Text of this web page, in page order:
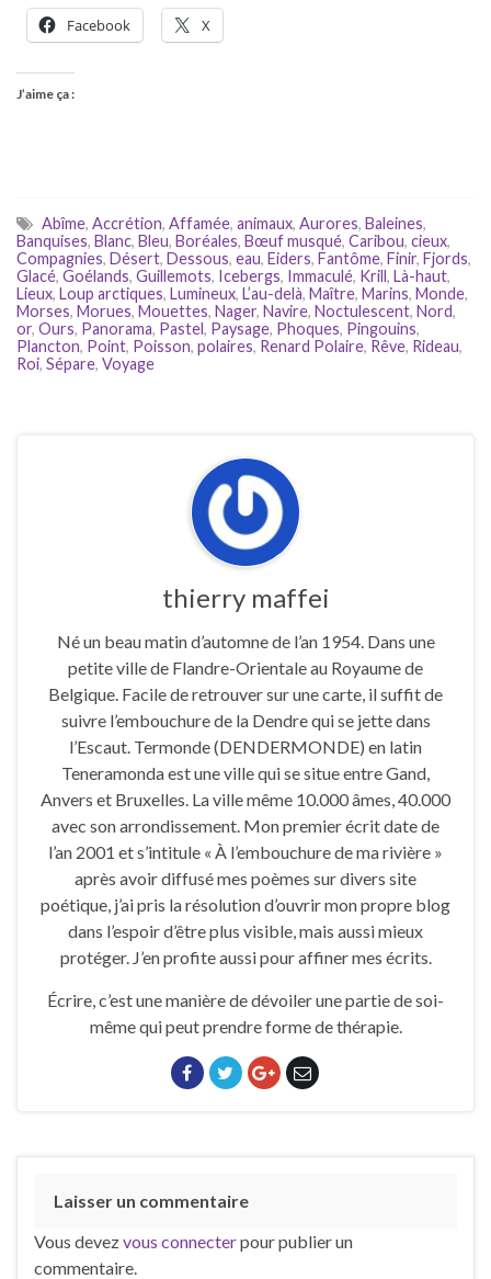
Facebook X
J’aime ça :
Abîme, Accrétion, Affamée, animaux, Aurores, Baleines,
Banquises, Blanc, Bleu, Boréales, Bœuf musqué, Caribou, cieux,
Compagnies, Désert, Dessous, eau, Eiders, Fantôme, Finir, Fjords,
Glacé, Goélands, Guillemots, Icebergs, Immaculé, Krill, Là-haut,
Lieux, Loup arctiques, Lumineux, L’au-delà, Maître, Marins, Monde,
Morses, Morues, Mouettes, Nager, Navire, Noctulescent, Nord,
or, Ours, Panorama, Pastel, Paysage, Phoques, Pingouins,
Plancton, Point, Poisson, polaires, Renard Polaire, Rêve, Rideau,
Roi, Sépare, Voyage
thierry maffei
Né un beau matin d’automne de l’an 1954. Dans une
petite ville de Flandre-Orientale au Royaume de
Belgique. Facile de retrouver sur une carte, il suffit de
suivre l’embouchure de la Dendre qui se jette dans
l’Escaut. Termonde (DENDERMONDE) en latin
Teneramonda est une ville qui se situe entre Gand,
Anvers et Bruxelles. La ville même 10.000 âmes, 40.000
avec son arrondissement. Mon premier écrit date de
l’an 2001 et s’intitule « À l’embouchure de ma rivière »
après avoir diffusé mes poèmes sur divers site
poétique, j’ai pris la résolution d’ouvrir mon propre blog
dans l’espoir d’être plus visible, mais aussi mieux
protéger. J’en profite aussi pour affiner mes écrits.
Écrire, c’est une manière de dévoiler une partie de soi-
même qui peut prendre forme de thérapie.
Laisser un commentaire
Vous devezvous connecterpour publier un
commentaire.